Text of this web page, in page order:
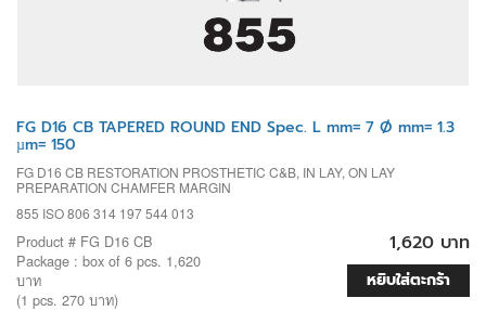
FG D16 CB TAPERED ROUND END Spec. L mm= 7 Ø mm= 1.3
µm= 150
FG D16 CB RESTORATION PROSTHETIC C&B, IN LAY, ON LAY
PREPARATION CHAMFER MARGIN
855 ISO 806 314 197 544 013
Product # FG D16 CB
Package : box of 6 pcs. 1,620
บาท
(1 pcs. 270 บาท)
1,620 บาท
หยิบใส่ตะกร้า